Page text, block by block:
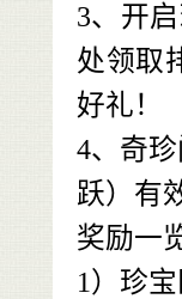
3、开
处领取
好礼！
4、奇
跃）有
奖励一
1）珍